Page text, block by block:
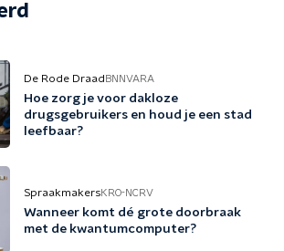
De Rode Draad BNNVARA
Hoe zorg je voor dakloze
drugsgebruikers en houd je een stad
leefbaar?
SpraakmakersKRO-NCRV
Wanneer komt dé grote doorbraak
met de kwantumcomputer?